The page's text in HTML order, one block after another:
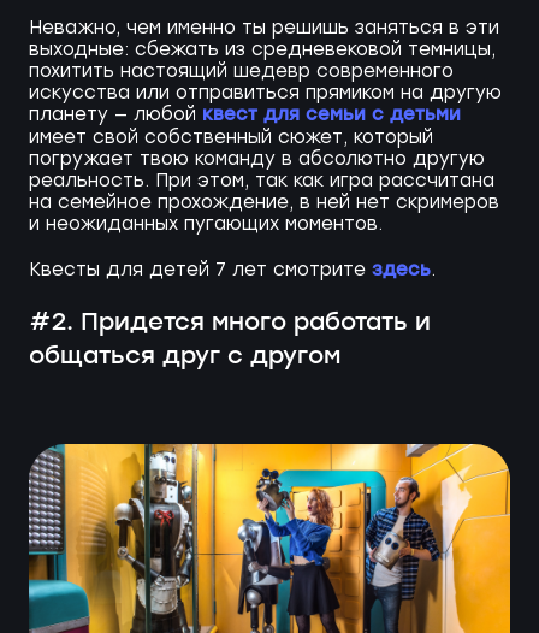
Неважно, чем именно ты решишь заняться в эти
выходные: сбежать из средневековой темницы,
похитить настоящий шедевр современного
искусства или отправиться прямиком на другую
планету — любой квест для семьи с детьми
имеет свой собственный сюжет, который
погружает твою команду в абсолютно другую
реальность. При этом, так как игра рассчитана
на семейное прохождение, в ней нет скримеров
и неожиданных пугающих моментов.
Квесты для детей 7 лет смотрите здесь.
#2. Придется много работать и
общаться друг с другом